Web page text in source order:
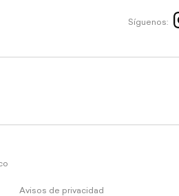
Síguenos:
Avisos de privacidad